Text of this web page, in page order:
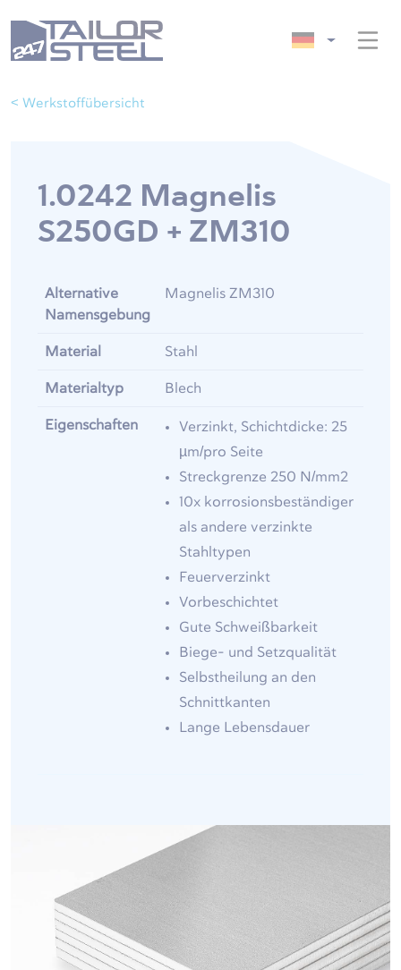
< Werkstoffübersicht
1.0242 Magnelis
S250GD + ZM310
Alternative
Namensgebung
Magnelis ZM310
Material Stahl
Materialtyp Blech
Eigenschaften
Verzinkt, Schichtdicke: 25
µm/pro Seite
Streckgrenze 250 N/mm2
10x korrosionsbeständiger
als andere verzinkte
Stahltypen
Feuerverzinkt
Vorbeschichtet
Gute Schweißbarkeit
Biege- und Setzqualität
Selbstheilung an den
Schnittkanten
Lange Lebensdauer